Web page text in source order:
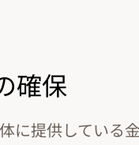
確保
に提供している